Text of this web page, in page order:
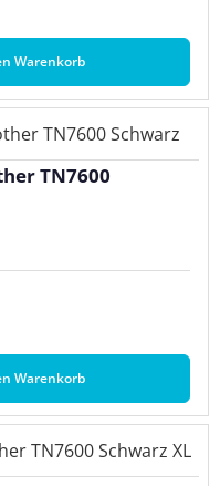
Warenkorb
TN7600
Warenkorb